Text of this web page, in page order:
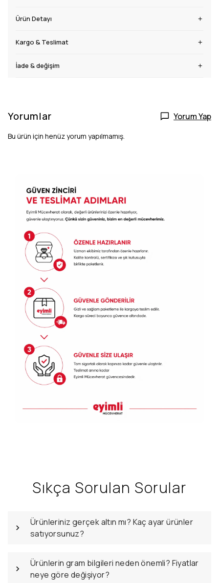
Ürün Detayı
Kargo & Teslimat
İade & değişim
Yorumlar Yorum Yap
Bu ürün için henüz yorum yapılmamış.
Sıkça Sorulan Sorular
Ürünleriniz gerçek altın mı? Kaç ayar ürünler
satıyorsunuz?
Ürünlerin gram bilgileri neden önemli? Fiyatlar
neye göre değişiyor?